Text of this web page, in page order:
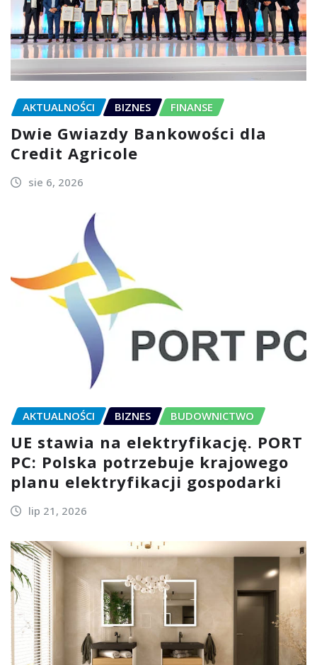
AKTUALNOŚCI BIZNES FINANSE
Dwie Gwiazdy Bankowości dla
Credit Agricole
sie 6, 2026
AKTUALNOŚCI BIZNES BUDOWNICTWO
UE stawia na elektryfikację. PORT
PC: Polska potrzebuje krajowego
planu elektryfikacji gospodarki
lip 21, 2026